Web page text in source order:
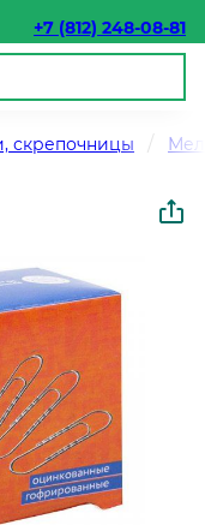
+7 (812) 248-08-81
скрепочницы